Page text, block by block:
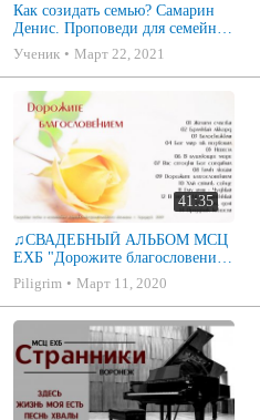
Как созидать семью? Самарин
Денис. Проповеди для семейных
МСЦ ЕХБ
Ученик Март 22, 2021
41:35
♫СВАДЕБНЫЙ АЛЬБОМ МСЦ
ЕХБ "Дорожите благословением
- Христианские песни.
Музыкальный диск. Псалмы
Piligrim Март 11, 2020